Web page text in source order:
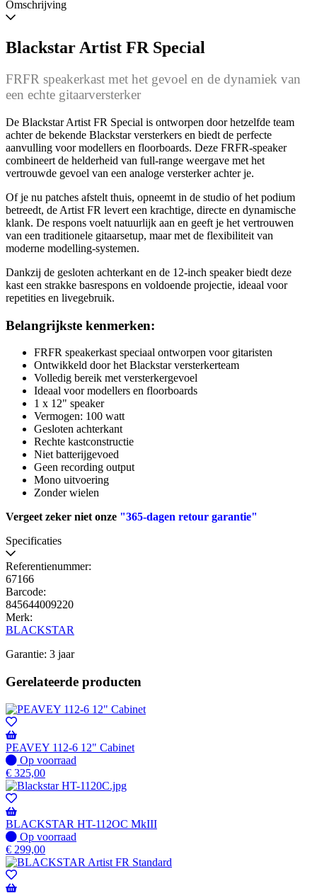
beschikbaar
Omschrijving
Blackstar Artist FR Special
FRFR speakerkast met het gevoel en de dynamiek van
een echte gitaarversterker
De Blackstar Artist FR Special is ontworpen door hetzelfde team
achter de bekende Blackstar versterkers en biedt de perfecte
aanvulling voor modellers en floorboards. Deze FRFR-speaker
combineert de helderheid van full-range weergave met het
vertrouwde gevoel van een analoge versterker achter je.
Of je nu patches afstelt thuis, opneemt in de studio of het podium
betreedt, de Artist FR levert een krachtige, directe en dynamische
klank. De respons voelt natuurlijk aan en geeft je het vertrouwen
van een traditionele gitaarsetup, maar met de flexibiliteit van
moderne modelling-systemen.
Dankzij de gesloten achterkant en de 12-inch speaker biedt deze
kast een strakke basrespons en voldoende projectie, ideaal voor
repetities en livegebruik.
Belangrijkste kenmerken:
FRFR speakerkast speciaal ontworpen voor gitaristen
Ontwikkeld door het Blackstar versterkerteam
Volledig bereik met versterkergevoel
Ideaal voor modellers en floorboards
1 x 12" speaker
Vermogen: 100 watt
Gesloten achterkant
Rechte kastconstructie
Niet batterijgevoed
Geen recording output
Mono uitvoering
Zonder wielen
Vergeet zeker niet onze "365-dagen retour garantie"
Specificaties
Referentienummer:
67166
Barcode:
845644009220
Merk:
BLACKSTAR
Garantie: 3 jaar
Gerelateerde producten
PEAVEY 112-6 12" Cabinet
Op
voorraad
Op voorraad
€ 325,00
BLACKSTAR HT-112OC MkIII
Op
voorraad
Op voorraad
€ 299,00